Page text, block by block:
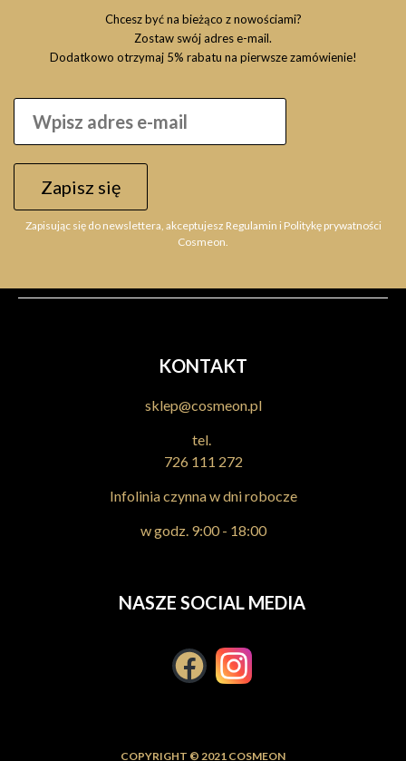
Chcesz być na bieżąco z nowościami?
Zostaw swój adres e-mail.
Dodatkowo otrzymaj 5% rabatu na pierwsze zamówienie!
Zapisz się
Zapisując się do newslettera, akceptujesz Regulamin i Politykę prywatności
Cosmeon.
KONTAKT
sklep@cosmeon.pl
tel.
726 111 272
Infolinia czynna w dni robocze
w godz. 9:00 - 18:00
NASZE SOCIAL MEDIA
COPYRIGHT © 2021 COSMEON